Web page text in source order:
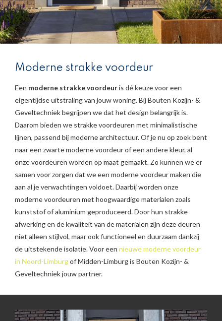
Moderne strakke voordeur
Een moderne strakke voordeuris dé keuze voor een
eigentijdse uitstraling van jouw woning. Bij Bouten Kozijn- &
Geveltechniek begrijpen we dat het design belangrijk is.
Daarom bieden we strakke voordeuren met minimalistische
lijnen, passend bij moderne architectuur. Of je nu op zoek bent
naar een zwarte moderne voordeur of een andere kleur, al
onze voordeuren worden op maat gemaakt. Zo kunnen we er
samen voor zorgen dat we een moderne voordeur maken die
aan al je verwachtingen voldoet. Daarbij worden onze
moderne voordeuren met hoogwaardige materialen zoals
kunststof of aluminium geproduceerd. Door hun strakke
afwerking en de kwaliteit van de materialen zijn deze deuren
niet alleen stijlvol, maar ook functioneel en duurzaam dankzij
de uitstekende isolatie. Voor een nieuwe moderne voordeur
in Noord-Limburgof Midden-Limburg is Bouten Kozijn- &
Geveltechniek jouw partner.